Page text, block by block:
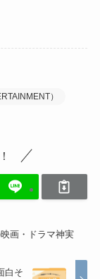
）
画・ドラマ神実
白そ